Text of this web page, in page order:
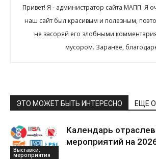
Привет! Я - администратор сайта МАПП. Я
наш сайт был красивым и полезным,
не засоряй его злобными
мусором. Заранее,
ЭТО МОЖЕТ БЫТЬ ИНТЕРЕСНО ЕЩЕ
Выставки,
мероприятия
Календарь
мероприятий на